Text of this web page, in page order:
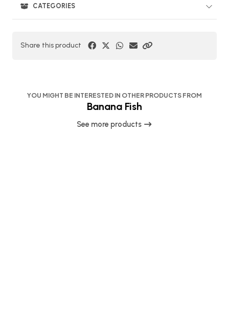
CATEGORIES
Share this product
YOU MIGHT BE INTERESTED IN OTHER PRODUCTS FROM
Banana Fish
See more products